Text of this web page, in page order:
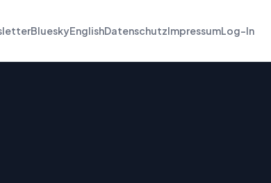
BlueskyEnglishDatenschutzImpressumLog-In